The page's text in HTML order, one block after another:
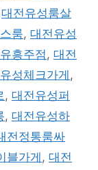
대전유성룸살
룸, 대전유성
흥주점, 대전
성체크가게 ,
, 대전유성퍼
, 대전유성하
전정통룸싸
블가게 , 대전